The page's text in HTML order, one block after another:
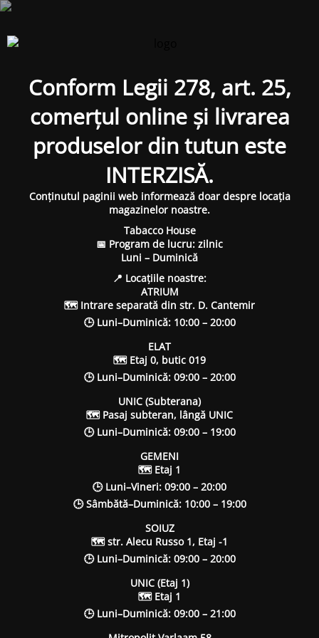
Conform Legii 278, art. 25,
comerțul online și livrarea
produselor din tutun este
INTERZISĂ.
Conținutul paginii web informează doar despre locația
magazinelor noastre.
Tabacco House
📅 Program de lucru: zilnic
Luni – Duminică
📍 Locațiile noastre:
ATRIUM
🗺 Intrare separată din str. D. Cantemir
🕒 Luni–Duminică: 10:00 – 20:00
ELAT
🗺 Etaj 0, butic 019
🕒 Luni–Duminică: 09:00 – 20:00
UNIC (Subterana)
🗺 Pasaj subteran, lângă UNIC
🕒 Luni–Duminică: 09:00 – 19:00
GEMENI
🗺 Etaj 1
🕒 Luni–Vineri: 09:00 – 20:00
🕒 Sâmbătă–Duminică: 10:00 – 19:00
SOIUZ
🗺 str. Alecu Russo 1, Etaj -1
🕒 Luni–Duminică: 09:00 – 20:00
UNIC (Etaj 1)
🗺 Etaj 1
🕒 Luni–Duminică: 09:00 – 21:00